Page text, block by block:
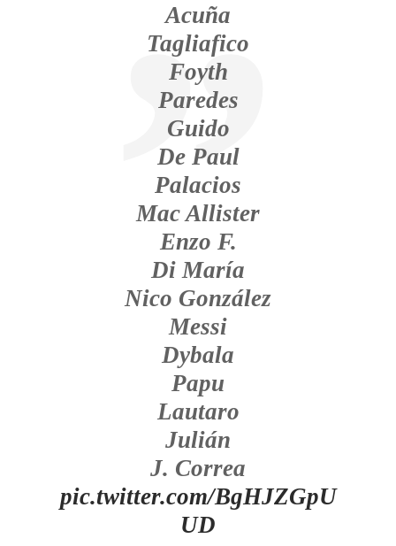
Acuña
Tagliafico
Foyth
Paredes
Guido
De Paul
Palacios
Mac Allister
Enzo F.
Di María
Nico González
Messi
Dybala
Papu
Lautaro
Julián
J. Correa
pic.twitter.com/BgHJZGpU
UD